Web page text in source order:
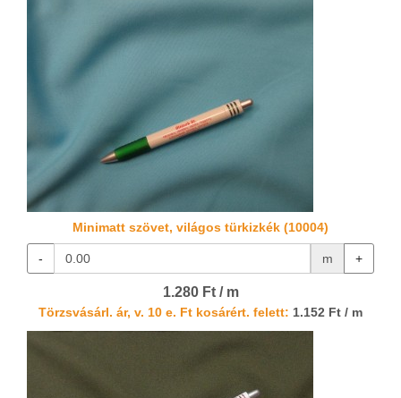
Minimatt szövet, világos türkizkék (10004)
- m +
1.280 Ft / m
Törzsvásárl. ár, v. 10 e. Ft kosárért. felett: 1.152 Ft / m